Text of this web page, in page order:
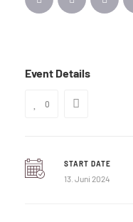
Event Details
0
START DATE
13. Juni 2024